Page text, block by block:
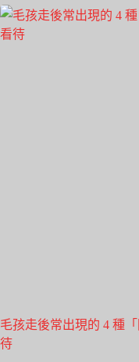
毛孩走後常出現的 4 種
待